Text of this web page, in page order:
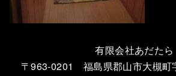
有限会社あだたら
〒963-0201 福島県郡山市大槻町